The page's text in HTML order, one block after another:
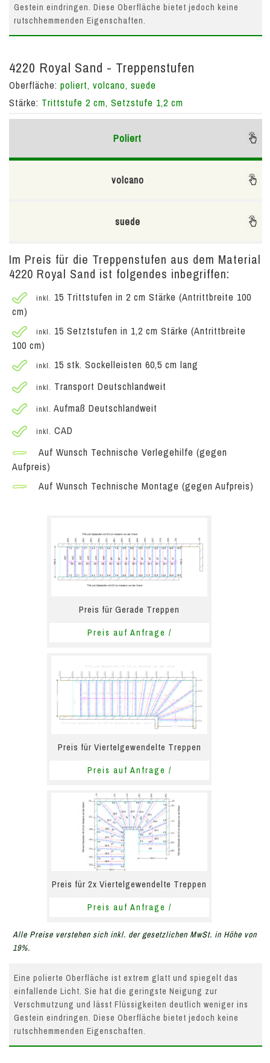
Gestein eindringen. Diese Oberfläche bietet jedoch keine
rutschhemmenden Eigenschaften.
4220 Royal Sand - Treppenstufen
Oberfläche: poliert, volcano, suede
Stärke: Trittstufe 2 cm, Setzstufe 1,2 cm
Poliert
volcano
suede
Im Preis für die Treppenstufen aus dem Material
4220 Royal Sand ist folgendes inbegriffen:
inkl. 15 Trittstufen in 2 cm Stärke (Antrittbreite 100
cm)
inkl. 15 Setztstufen in 1,2 cm Stärke (Antrittbreite
100 cm)
inkl. 15 stk. Sockelleisten 60,5 cm lang
inkl. Transport Deutschlandweit
inkl. Aufmaß Deutschlandweit
inkl. CAD
Auf Wunsch Technische Verlegehilfe (gegen
Aufpreis)
Auf Wunsch Technische Montage (gegen Aufpreis)
Preis für Gerade Treppen
Preis auf Anfrage /
Preis für Viertelgewendelte Treppen
Preis auf Anfrage /
Preis für 2x Viertelgewendelte Treppen
Preis auf Anfrage /
Alle Preise verstehen sich inkl. der gesetzlichen MwSt. in Höhe von
19%.
Eine polierte Oberfläche ist extrem glatt und spiegelt das
einfallende Licht. Sie hat die geringste Neigung zur
Verschmutzung und lässt Flüssigkeiten deutlich weniger ins
Gestein eindringen. Diese Oberfläche bietet jedoch keine
rutschhemmenden Eigenschaften.